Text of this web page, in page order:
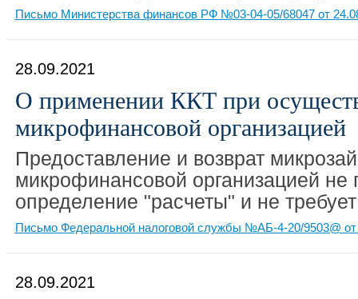
Письмо Министерства финансов РФ №03-04-05/68047 от
28.09.2021
О применении ККТ при
микрофинансовой организацией
Предоставление и возврат
микрофинансовой организацией не
определение "расчеты" и не
Письмо Федеральной налоговой службы №АБ-4-20/9503@ от
28.09.2021